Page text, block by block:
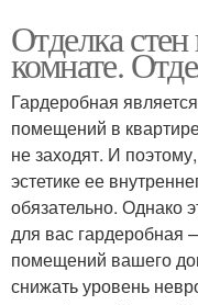
Отделка
комнате.
Гардеробная
помещений в
не заходят. И
эстетике ее
обязательно. Однако
для вас
помещений вашего
снижать уровень